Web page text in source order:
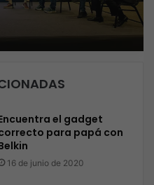
el gadget
para papá con
16 de junio de 2020